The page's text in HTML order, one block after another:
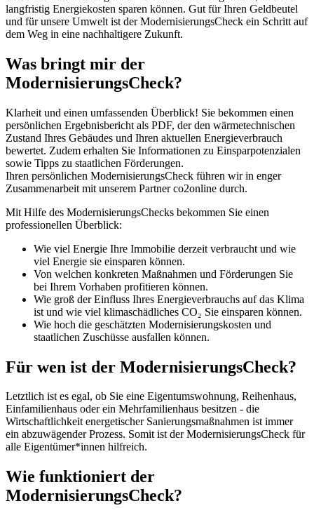
langfristig Energiekosten sparen können. Gut für Ihren Geldbeutel
und für unsere Umwelt ist der ModernisierungsCheck ein Schritt auf
dem Weg in eine nachhaltigere Zukunft.
Was bringt mir der
ModernisierungsCheck?
Klarheit und einen umfassenden Überblick! Sie bekommen einen
persönlichen Ergebnisbericht als PDF, der den wärmetechnischen
Zustand Ihres Gebäudes und Ihren aktuellen Energieverbrauch
bewertet. Zudem erhalten Sie Informationen zu Einsparpotenzialen
sowie Tipps zu staatlichen Förderungen.
Ihren persönlichen ModernisierungsCheck führen wir in enger
Zusammenarbeit mit unserem Partner co2online durch.
Mit Hilfe des ModernisierungsChecks bekommen Sie einen
professionellen Überblick:
Wie viel Energie Ihre Immobilie derzeit verbraucht und wie
viel Energie sie einsparen können.
Von welchen konkreten Maßnahmen und Förderungen Sie
bei Ihrem Vorhaben profitieren können.
Wie groß der Einfluss Ihres Energieverbrauchs auf das Klima
ist und wie viel klimaschädliches CO₂ Sie einsparen können.
Wie hoch die geschätzten Modernisierungskosten und
staatlichen Zuschüsse ausfallen können.
Für wen ist der ModernisierungsCheck?
Letztlich ist es egal, ob Sie eine Eigentumswohnung, Reihenhaus,
Einfamilienhaus oder ein Mehrfamilienhaus besitzen - die
Wirtschaftlichkeit energetischer Sanierungsmaßnahmen ist immer
ein abzuwägender Prozess. Somit ist der ModernisierungsCheck für
alle Eigentümer*innen hilfreich.
Wie funktioniert der
ModernisierungsCheck?